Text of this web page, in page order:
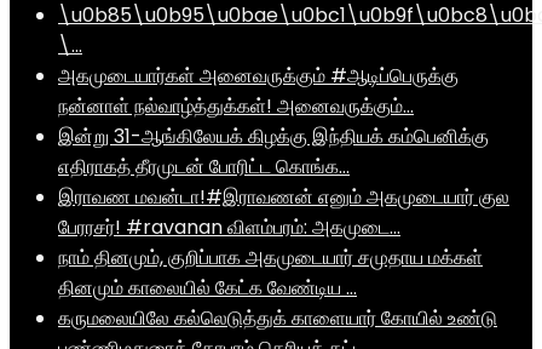
\…
அகமுடையார்கள் அனைவருக்கும் #ஆடிப்பெருக்கு
நன்னாள் நல்வாழ்த்துக்கள்! அனைவருக்கும்…
இன்று 31-ஆங்கிலேயக் கிழக்கு இந்தியக் கம்பெனிக்கு
எதிராகத் தீரமுடன் போரிட்ட கொங்க…
இராவண மவன்டா!#இராவணன் எனும் அகமுடையார் குல
பேரரசர்! #ravanan விளம்பரம்: அகமுடை…
நாம் தினமும், குறிப்பாக அகமுடையார் சமுதாய மக்கள்
தினமும் காலையில் கேட்க வேண்டிய …
கருமலையிலே கல்லெடுத்துக் காளையார் கோயில் உண்டு